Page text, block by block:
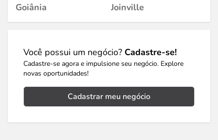
Goiânia
Joinville
Você possui um negócio? Cadastre-se!
Cadastre-se agora e impulsione seu negócio. Explore
novas oportunidades!
Cadastrar meu negócio